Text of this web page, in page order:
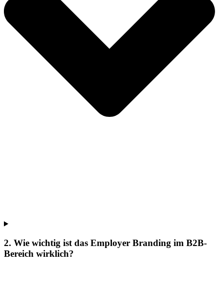
2. Wie wichtig ist das Employer Branding im B2B-
Bereich wirklich?